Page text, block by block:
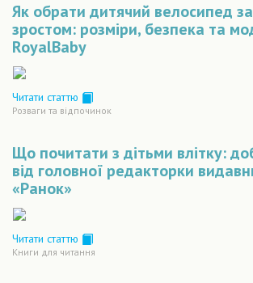
Як обрати дитячий велосипед за
зростом: розміри, безпека та
RoyalBaby
Читати статтю
Розваги та відпочинок
Що почитати з дітьми влітку:
від головної редакторки
«Ранок»
Читати статтю
Книги для читання